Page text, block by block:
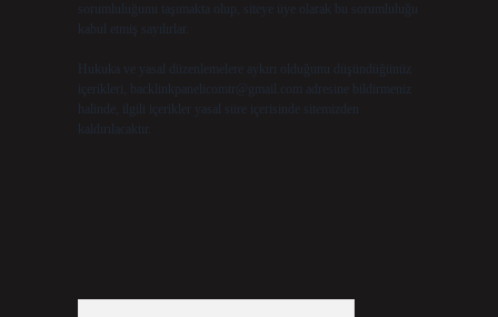
sorumluluğunu taşımakta olup, siteye üye olarak bu sorumluluğu
kabul etmiş sayılırlar.
Hukuka ve yasal düzenlemelere aykırı olduğunu düşündüğünüz
içerikleri,
backlinkpanelicomtr@gmail.com adresine bildirmeniz
halinde, ilgili içerikler yasal süre içerisinde sitemizden
kaldırılacaktır.